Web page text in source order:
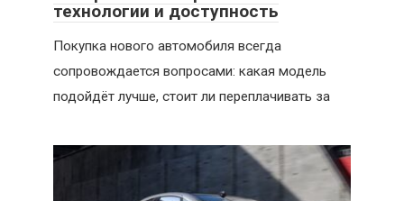
технологии и доступность
Покупка нового автомобиля всегда
сопровождается вопросами: какая модель
подойдёт лучше, стоит ли переплачивать за